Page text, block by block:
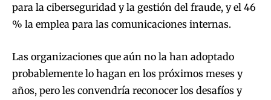
para la ciberseguridad y la gestión del fraude, y el 46
% la emplea para las comunicaciones internas.
Las organizaciones que aún no la han adoptado
probablemente lo hagan en los próximos meses y
años, pero les convendría reconocer los desafíos y